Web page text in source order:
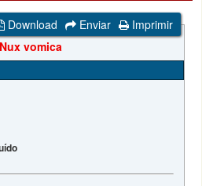
Download Enviar
Imprimir
vomica